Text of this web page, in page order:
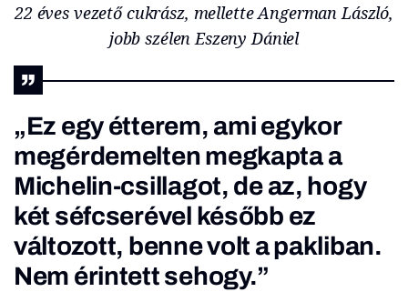
22 éves vezető cukrász, mellette Angerman László,
jobb szélen Eszeny Dániel
„Ez egy étterem, ami egykor
megérdemelten megkapta a
Michelin-csillagot, de az, hogy
két séfcserével később ez
változott, benne volt a pakliban.
Nem érintett sehogy.”